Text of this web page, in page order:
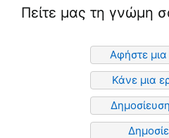
Πείτε μας τη γνώμη
Αφήστε μια
Κάνε μια